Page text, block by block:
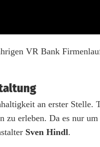
VR Bank
an erster Stelle.
zu erleben. Da es nur
Sven Hindl.